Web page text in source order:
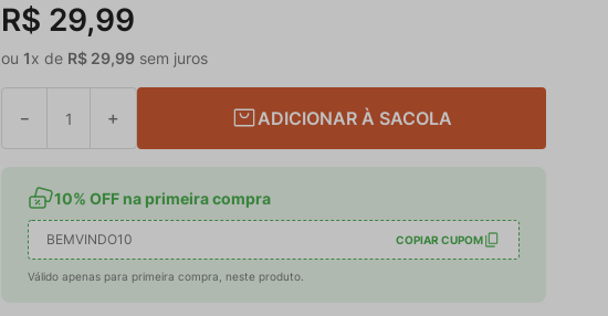
R$ 29,99
ou1x de R$ 29,99 sem juros
＋
－ ADICIONAR À SACOLA
10% OFF na primeira compra
BEMVINDO10 COPIAR CUPOM
Válido apenas para primeira compra, neste produto.